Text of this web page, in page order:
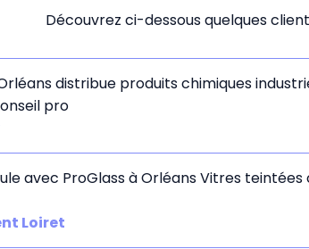
Découvrez ci-dessous quelques
distribue produits chimiques
pro
avec ProGlass à Orléans Vitres
Loiret